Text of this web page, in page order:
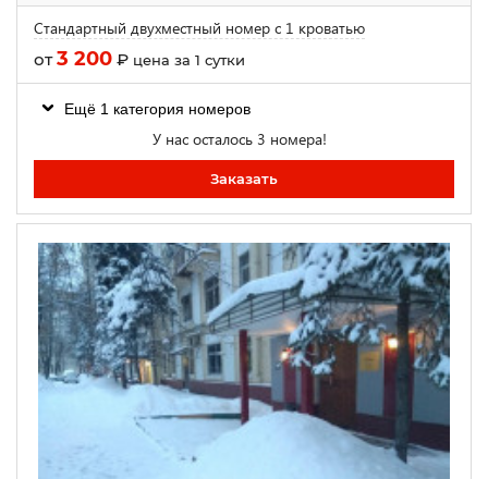
Стандартный двухместный номер с 1 кроватью
от3 200 ₽ цена за 1 сутки
Ещё 1 категория номеров
У нас осталось 3 номера!
Заказать